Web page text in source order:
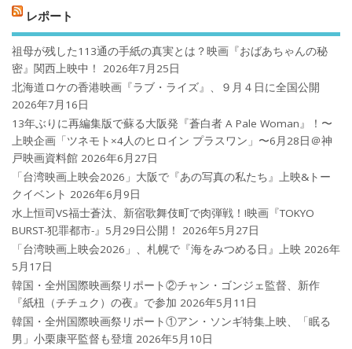
レポート
祖母が残した113通の手紙の真実とは？映画『おばあちゃんの秘
密』関西上映中！
2026年7月25日
北海道ロケの香港映画『ラブ・ライズ』、９月４日に全国公開
2026年7月16日
13年ぶりに再編集版で蘇る大阪発『蒼白者 A Pale Woman』！〜
上映企画「ツネモト×4人のヒロイン プラスワン」〜6月28日＠神
戸映画資料館 2026年6月27日
「台湾映画上映会2026」大阪で『あの写真の私たち』上映&トー
クイベント 2026年6月9日
水上恒司VS福士蒼汰、新宿歌舞伎町で肉弾戦！!映画『TOKYO
BURST-犯罪都市-』5月29日公開！
2026年5月27日
「台湾映画上映会2026」、札幌で『海をみつめる日』上映 2026年
5月17日
韓国・全州国際映画祭リポート②チャン・ゴンジェ監督、新作
『紙杻（チチュク）の夜』で参加 2026年5月11日
韓国・全州国際映画祭リポート①アン・ソンギ特集上映、「眠る
男」小栗康平監督も登壇 2026年5月10日